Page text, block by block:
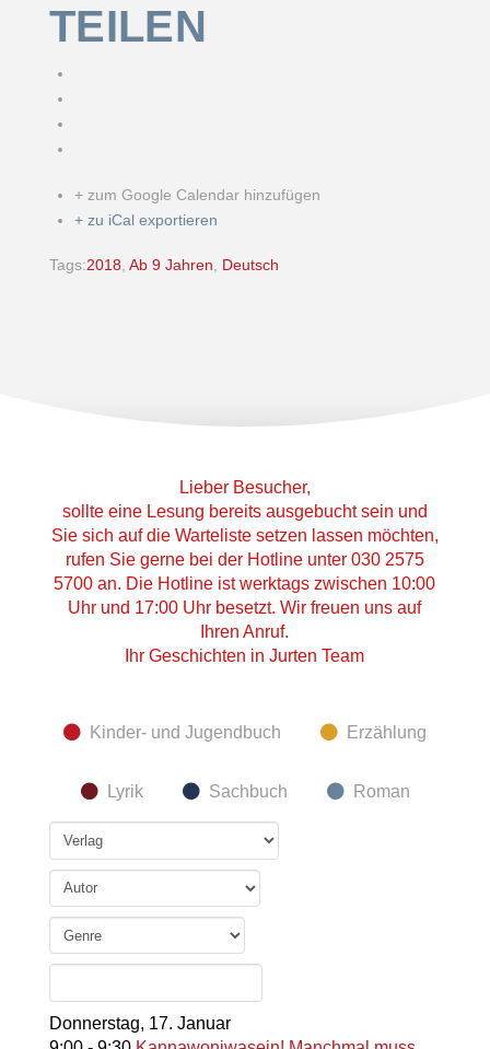
TEILEN
+ zum Google Calendar hinzufügen
+ zu iCal exportieren
Tags:2018 Ab 9 Jahren Deutsch
Lieber Besucher,
sollte eine Lesung bereits ausgebucht sein und
Sie sich auf die Warteliste setzen lassen möchten,
rufen Sie gerne bei der Hotline unter 030 2575
5700 an. Die Hotline ist werktags zwischen 10:00
Uhr und 17:00 Uhr besetzt. Wir freuen uns auf
Ihren Anruf.
Ihr Geschichten in Jurten Team
Kinder- und Jugendbuch Erzählung
Lyrik Sachbuch Roman
Donnerstag, 17. Januar